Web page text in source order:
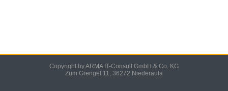
Copyright by ARMA IT-Consult GmbH & Co. KG
Zum Grengel 11, 36272 Niederaula